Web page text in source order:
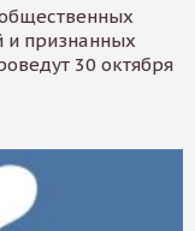
и признанных
30 октября